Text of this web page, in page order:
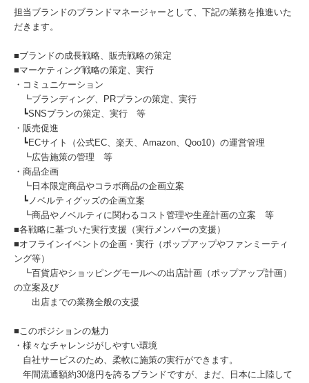
担当ブランドのブランドマネージャーとして、下記の業務を推進いた
だきます。
■ブランドの成長戦略、販売戦略の策定
■マーケティング戦略の策定、実行
・コミュニケーション
┗ブランディング、PRプランの策定、実行
┗SNSプランの策定、実行 等
・販売促進
┗ECサイト（公式EC、楽天、Amazon、Qoo10）の運営管理
┗広告施策の管理 等
・商品企画
┗日本限定商品やコラボ商品の企画立案
┗ノベルティグッズの企画立案
┗商品やノベルティに関わるコスト管理や生産計画の立案 等
■各戦略に基づいた実行支援（実行メンバーの支援）
■オフラインイベントの企画・実行（ポップアップやファンミーティ
ング等）
┗百貨店やショッピングモールへの出店計画（ポップアップ計画）
の立案及び
出店までの業務全般の支援
■このポジションの魅力
・様々なチャレンジがしやすい環境
自社サービスのため、柔軟に施策の実行ができます。
年間流通額約30億円を誇るブランドですが、まだ、日本に上陸して